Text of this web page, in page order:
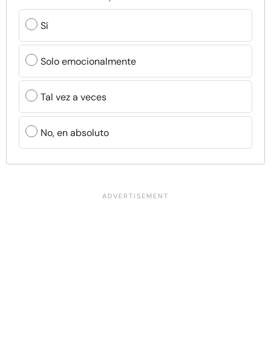
Sí
Solo emocionalmente
Tal vez a veces
No, en absoluto